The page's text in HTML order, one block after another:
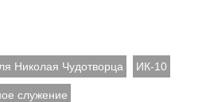
Николая Чудотворца ИК-10
служение